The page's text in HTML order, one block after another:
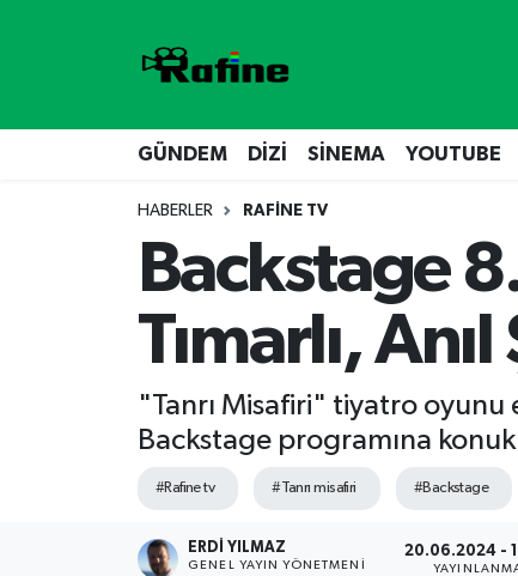
GÜNDEM DİZİ SİNEMA YOUTUBE
HABERLER RAFİNE TV
Backstage
Tımarlı,
"Tanrı Misafiri" tiyatro oyunu
Backstage programına
#Rafine tv #Tanrı misafiri #Backstage
ERDI YILMAZ
GENEL YAYIN YÖNETMENI
20.06.2024 -
SİNEMA
YOUTUBE
GÜNDEM
RAFİNE TV
VİDEO GALERİ
YOUTUBE
Hava Durumu
Namaz Vakitleri
Trafik Durumu
Süper Lig Puan Durumu ve Fikstür
Tüm Manşetler
Son Dakika Haberleri